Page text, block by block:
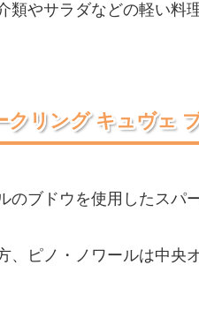
類やサラダなどの軽い料
クリング キュヴェ
のブドウを使用したスパ
、ピノ・ノワールは中央